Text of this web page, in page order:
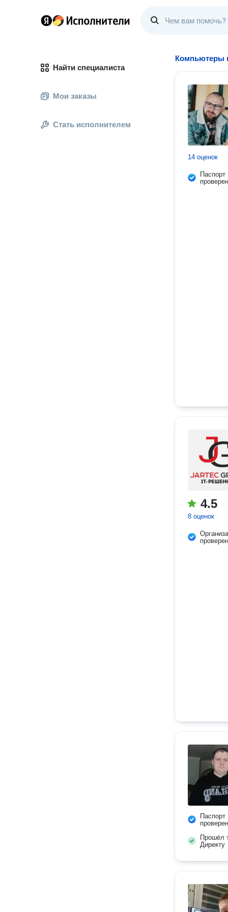
Найти специалиста
Мои заказы
Стать исполнителем
Компьютеры
14 оценок
Паспорт
проверен
4.5
8 оценок
Паспорт
проверен
Прошёл
Директу